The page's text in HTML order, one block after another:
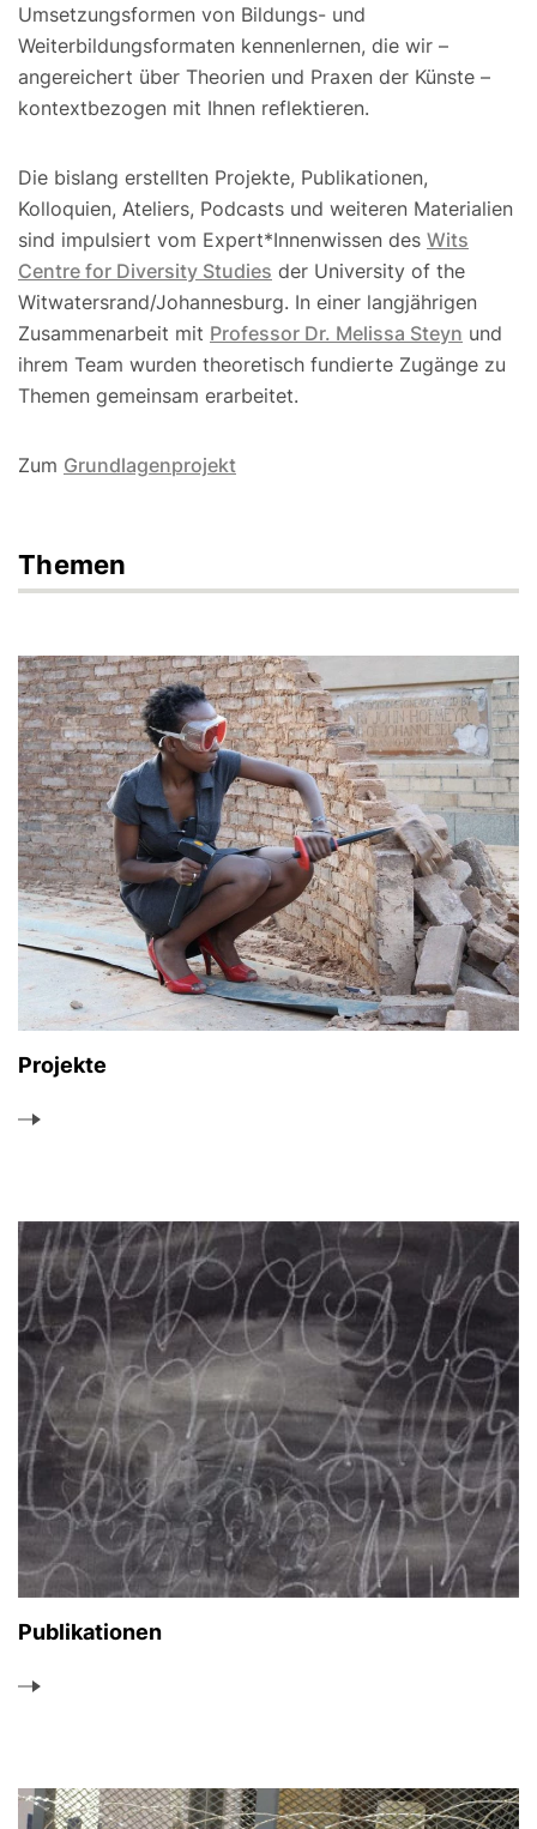
Umsetzungsformen von Bildungs- und
Weiterbildungsformaten kennenlernen, die wir –
angereichert über Theorien und Praxen der Künste –
kontextbezogen mit Ihnen reflektieren.
Die bislang erstellten Projekte, Publikationen,
Kolloquien, Ateliers, Podcasts und weiteren Materialien
sind impulsiert vom Expert*Innenwissen des Wits
Centre for Diversity Studies der University of the
Witwatersrand/Johannesburg. In einer langjährigen
Zusammenarbeit mit Professor Dr. Melissa Steyn und
ihrem Team wurden theoretisch fundierte Zugänge zu
Themen gemeinsam erarbeitet.
Zum Grundlagenprojekt
Themen
Projekte
Publikationen